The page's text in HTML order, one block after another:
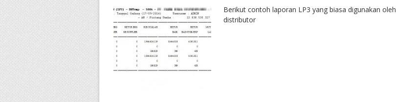
Berikut contoh laporan LP3 yang biasa digunakan oleh
distributor